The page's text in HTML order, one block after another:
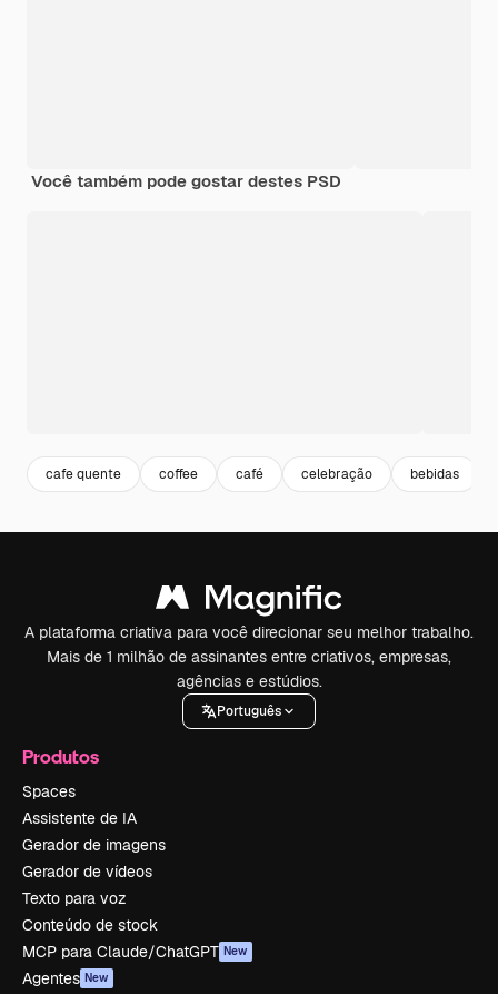
Você também pode gostar destes PSD
cafe quente coffee café celebração bebidas
A plataforma criativa para você direcionar seu melhor trabalho.
Mais de 1 milhão de assinantes entre criativos, empresas,
agências e estúdios.
Português
Produtos
Spaces
Assistente de IA
Gerador de imagens
Gerador de vídeos
Texto para voz
Conteúdo de stock
MCP para Claude/ChatGPT New
Agentes New